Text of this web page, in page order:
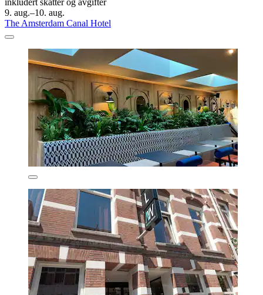
inkludert skatter og avgifter
9. aug.–10. aug.
The Amsterdam Canal Hotel